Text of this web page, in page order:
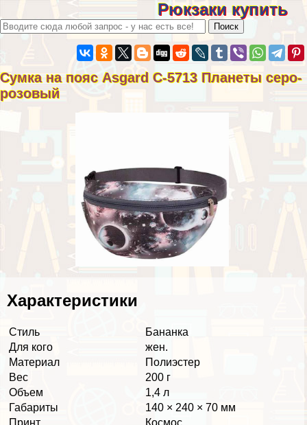
Рюкзаки купить
Сумка на пояс Asgard С-5713 Планеты серо-
розовый
Хаpaктеристики
Стиль
Бананка
Для кого
жен.
Материал
Полиэстер
Вес
200 г
Объем
1,4 л
Габариты
140 × 240 × 70 мм